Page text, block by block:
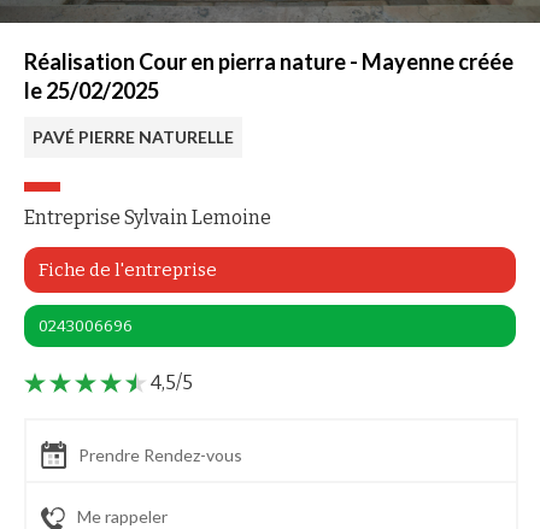
Réalisation Cour en pierra nature - Mayenne créée
le 25/02/2025
PAVÉ PIERRE NATURELLE
Entreprise Sylvain Lemoine
Fiche de l'entreprise
0243006696
4,5/5
Prendre Rendez-vous
Me rappeler